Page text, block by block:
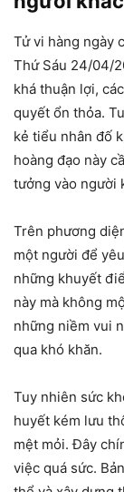
Tử vi hàng ngày
Thứ Sáu 24/04/
khá thuận lợi,
quyết ổn thỏa.
kẻ tiểu nhân đố
hoàng đạo này
tưởng vào người
Trên phương
một người để
những khuyết
này mà không
những niềm vui
qua khó khăn.
Tuy nhiên sức
huyết kém lưu
mệt mỏi. Đây
việc quá sức.